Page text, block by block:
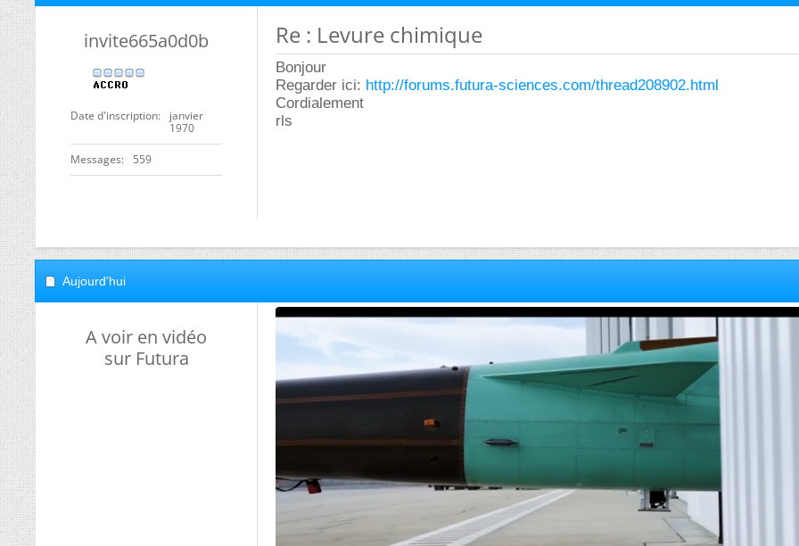
invite665a0d0b
Date d'inscription
janvier
1970
Messages 559
Re : Levure chimique
Bonjour
Regarder ici: http://forums.futura-sciences.com/thread208902.html
Cordialement
rls
Aujourd'hui
A voir en vidéo
sur Futura